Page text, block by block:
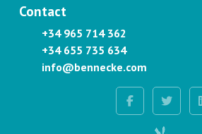
Contact
+34 965 714 362
+34 655 735 634
info@bennecke.com